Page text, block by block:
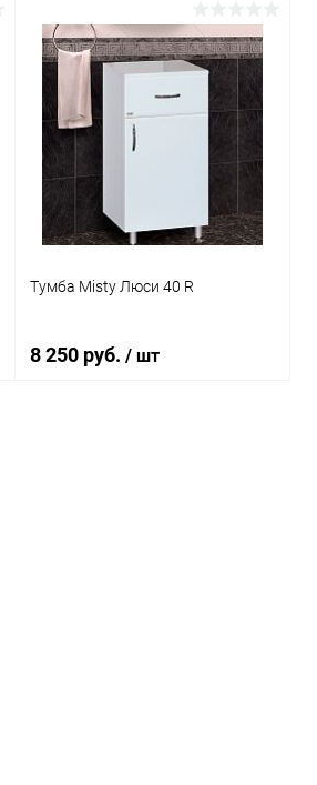
В корзину
Купить в 1 клик Сравнение
В избранное
Тумба Misty Люси 40 R
8 250 руб./ шт